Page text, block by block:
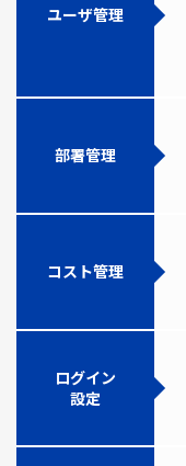
ユーザ管理
部署管理
コスト管理
ログイン
設定